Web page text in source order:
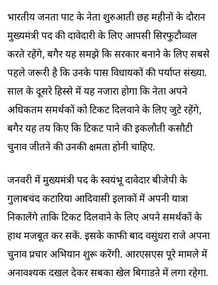
भारतीय जनता पार्टी के नेता शुरुआती छह महीनों के दौरान
मुख्यमंत्री पद की दावेदारी के लिए आपसी सिरफुटौव्वल
करते रहेंगे, बगैर यह समझे कि सरकार बनाने के लिए सबसे
पहले जरूरी है कि उनके पास विधायकों की पर्याप्त संख्या.
साल के दूसरे हिस्से में यह नजारा होगा कि नेता अपने
अधिकतम समर्थकों को टिकट दिलवाने के लिए जुटे रहेंगे,
बगैर यह तय किए कि टिकट पाने की इकलौती कसौटी
चुनाव जीतने की उनकी क्षमता होनी चाहिए.
जनवरी में मुख्यमंत्री पद के स्वयंभू दावेदार बीजेपी के
गुलाबचंद कटारिया आदिवासी इलाकों में अपनी यात्रा
निकालेंगे ताकि टिकट दिलवाने के लिए अपने समर्थकों के
हाथ मजबूत कर सकें. इसके काफी बाद वसुंधरा राजे अपना
चुनाव प्रचार अभियान शुरू करेंगी. आरएसएस पूरे मामले में
अनावश्यक दखल देकर सबका खेल बिगाडऩे में लगा रहेगा.